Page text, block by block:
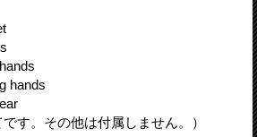
hands
す。その他は付属しません。）